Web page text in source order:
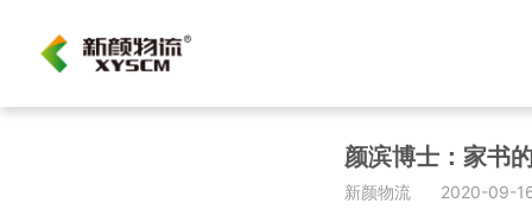
颜滨博士：家书
新颜物流
2020-09-